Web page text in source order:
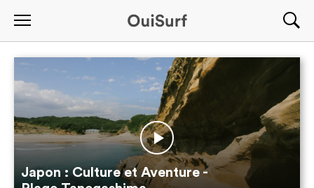
Japon : Culture et Aventure -